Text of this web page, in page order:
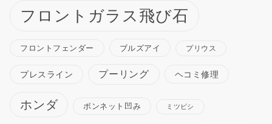
フロントガラス飛び石
フロントフェンダー ブルズアイ プリウス
プレスライン プーリング ヘコミ修理
ホンダ ボンネット凹み ミツビシ